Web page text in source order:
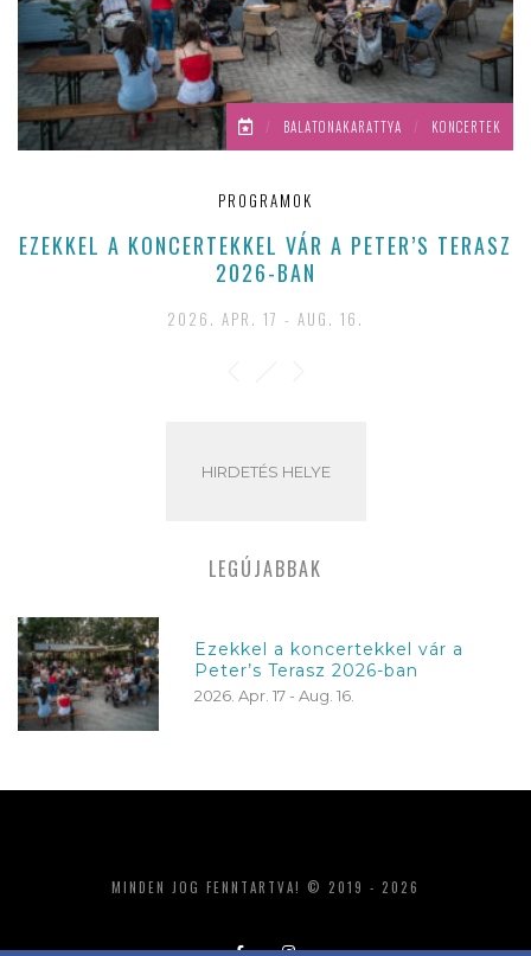
/ BALATONAKARATTYA / KONCERTEK
PROGRAMOK
EZEKKEL A KONCERTEKKEL VÁR A PETER’S TERASZ
2026-BAN
2026. APR. 17 - AUG. 16.
HIRDETÉS HELYE
LEGÚJABBAK
Ezekkel a koncertekkel vár a
Peter’s Terasz 2026-ban
2026. Apr. 17 - Aug. 16.
MINDEN JOG FENNTARTVA! © 2019 - 2026